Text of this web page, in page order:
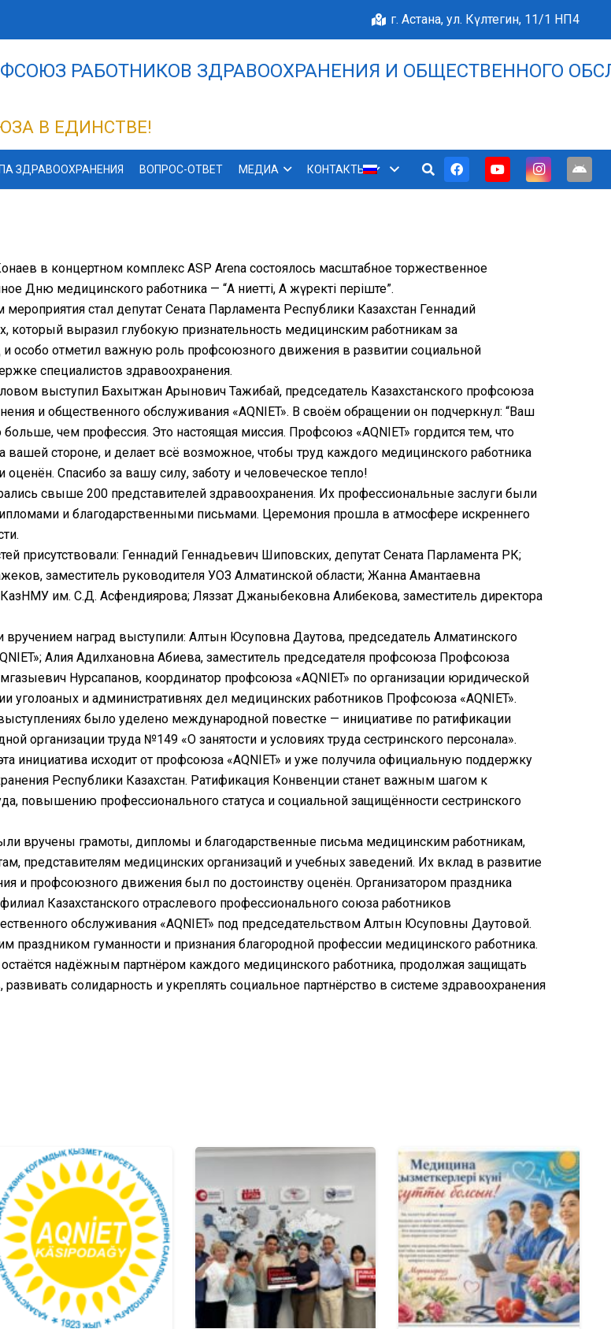
г. Астана, ул. Күлтегин, 11/1 НП4
РАБОТНИКОВ ЗДРАВООХРАНЕНИЯ И ОБЩЕСТВЕННОГО
В ЕДИНСТВЕ!
ЗДРАВООХРАНЕНИЯ ВОПРОС-ОТВЕТ МЕДИА КОНТАКТЫ
в концертном комплекс ASP Arena состоялось масштабное торжественное
Дню медицинского работника — “Ақ ниетті, Ақ жүректі періште”.
стал депутат Сената Парламента Республики Казахстан Геннадий
который выразил глубокую признательность медицинским работникам за
особо отметил важную роль профсоюзного движения в развитии социальной
специалистов здравоохранения.
выступил Бахытжан Арынович Тажибай, председатель Казахстанского профсоюза
и общественного обслуживания «AQNIET». В своём обращении он подчеркнул: “Ваш
чем профессия. Это настоящая миссия. Профсоюз «AQNIET» гордится тем, что
вашей стороне, и делает всё возможное, чтобы труд каждого медицинского работника
Спасибо за вашу силу, заботу и человеческое тепло!
свыше 200 представителей здравоохранения. Их профессиональные заслуги были
и благодарственными письмами. Церемония прошла в атмосфере искреннего
присутствовали: Геннадий Геннадьевич Шиповских, депутат Сената Парламента РК;
заместитель руководителя УОЗ Алматинской области; Жанна Амантаевна
им. С.Д. Асфендиярова; Ляззат Джаныбековна Алибекова, заместитель директора
вручением наград выступили: Алтын Юсуповна Даутова, председатель Алматинского
Алия Адилхановна Абиева, заместитель председателя профсоюза Профсоюза
Нурсапанов, координатор профсоюза «AQNIET» по организации юридической
уголоаных и административнях дел медицинских работников Профсоюза «AQNIET».
было уделено международной повестке — инициативе по ратификации
организации труда №149 «О занятости и условиях труда сестринского персонала».
инициатива исходит от профсоюза «AQNIET» и уже получила официальную поддержку
Республики Казахстан. Ратификация Конвенции станет важным шагом к
повышению профессионального статуса и социальной защищённости сестринского
вручены грамоты, дипломы и благодарственные письма медицинским работникам,
представителям медицинских организаций и учебных заведений. Их вклад в развитие
и профсоюзного движения был по достоинству оценён. Организатором праздника
Казахстанского отраслевого профессионального союза работников
обслуживания «AQNIET» под председательством Алтын Юсуповны Даутовой.
праздником гуманности и признания благородной профессии медицинского работника.
надёжным партнёром каждого медицинского работника, продолжая защищать
развивать солидарность и укреплять социальное партнёрство в системе здравоохранения